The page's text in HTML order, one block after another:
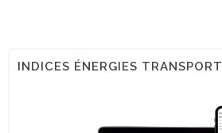
INDICES ÉNERGIES TRANSPORT